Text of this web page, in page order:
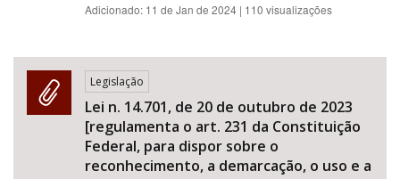
Adicionado: 11 de Jan de 2024 | 110 visualizações
Legislação
Lei n. 14.701, de 20 de outubro de 2023
[regulamenta o art. 231 da Constituição
Federal, para dispor sobre o
reconhecimento, a demarcação, o uso e a